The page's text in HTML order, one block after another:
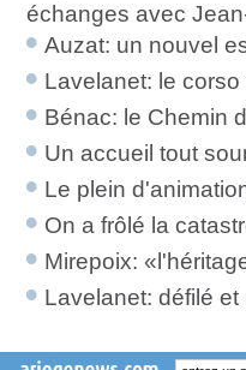
échanges avec
Auzat: un nouvel
Lavelanet: le
Bénac: le Chemin
Un accueil tout
Le plein
On a frôlé la
Mirepoix:
Lavelanet: défilé